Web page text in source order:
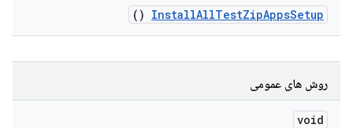
InstallAllTestZipAppsSetup
()
روش های عمومی
void